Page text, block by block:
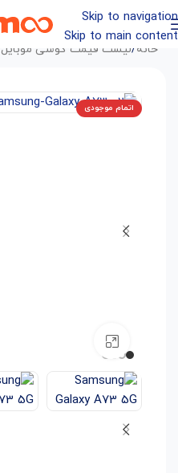
Skip to navigation
Skip to main content
خانه /لیست قیمت گوشی موبایل
اتمام موجودی